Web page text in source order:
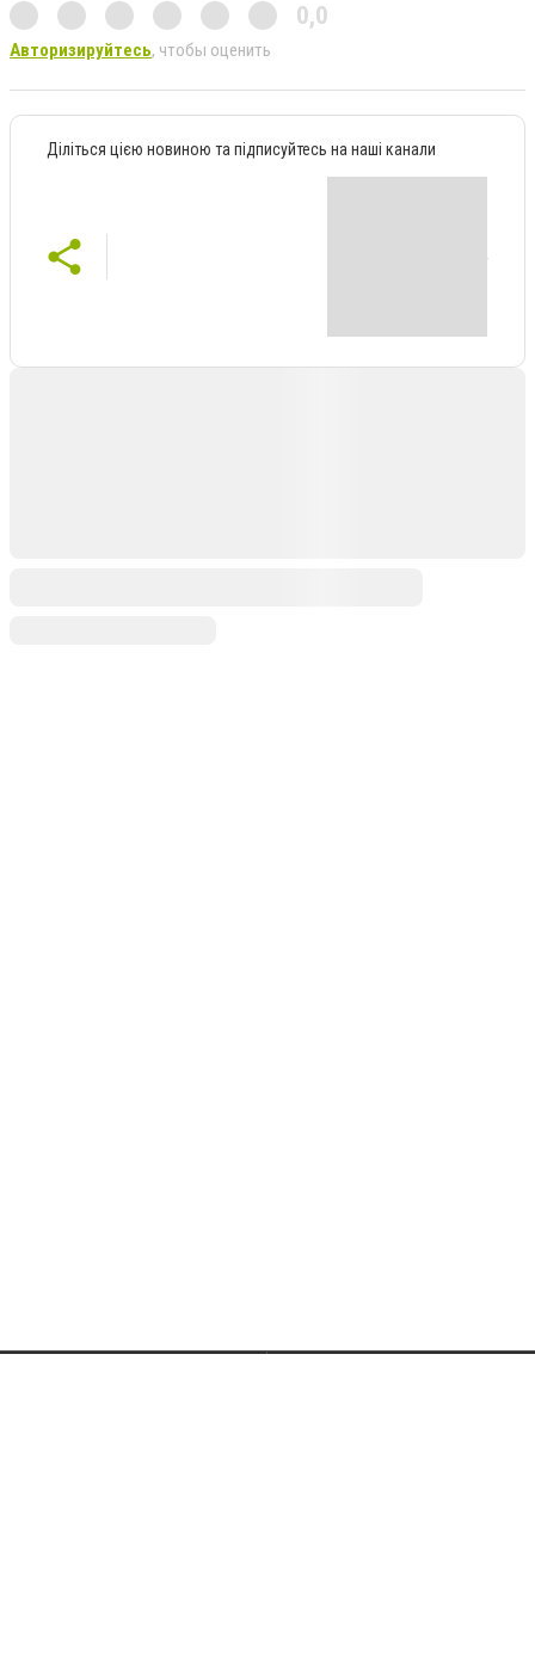
0,0
Авторизируйтесь, чтобы оценить
Діліться цією новиною та підписуйтесь на наші канали